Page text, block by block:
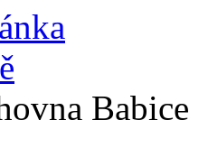
Babice